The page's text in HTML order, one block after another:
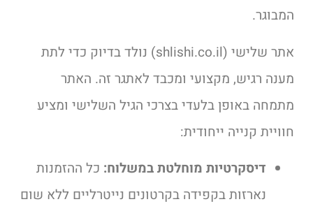
המבוגר.
אתר שלישי (shlishi.co.il) נולד בדיוק כדי לתת
מענה רגיש, מקצועי ומכבד לאתגר זה. האתר
מתמחה באופן בלעדי בצרכי הגיל השלישי ומציע
חוויית קנייה ייחודית:
דיסקרטיות מוחלטת במשלוח: כל ההזמנות
נארזות בקפידה בקרטונים נייטרליים ללא שום